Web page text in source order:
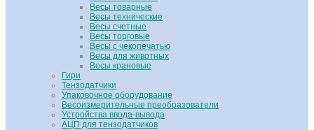
Весы товарные
Весы технические
Весы счетные
Весы торговые
Весы с чекопечатью
Весы для животных
Весы крановые
Гири
Тензодатчики
Упаковочное оборудование
Весоизмерительные преобразователи
Устройства ввода-вывода
АЦП для тензодатчиков